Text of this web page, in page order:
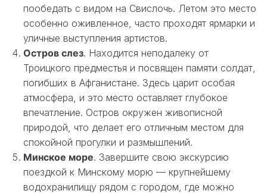
пообедать с видом на Свислочь. Летом это место
особенно оживленное, часто проходят ярмарки и
уличные выступления артистов.
Остров слез. Находится неподалеку от
Троицкого предместья и посвящен памяти солдат,
погибших в Афганистане. Здесь царит особая
атмосфера, и это место оставляет глубокое
впечатление. Остров окружен живописной
природой, что делает его отличным местом для
спокойной прогулки и размышлений.
Минское море. Завершите свою экскурсию
поездкой к Минскому морю — крупнейшему
водохранилищу рядом с городом, где можно